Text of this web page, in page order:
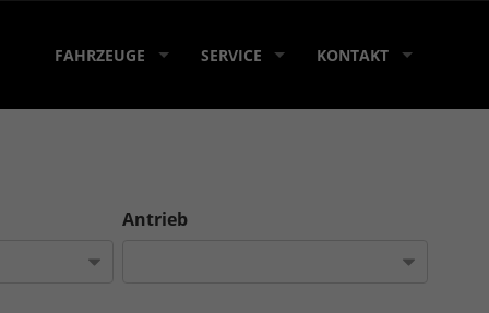
FAHRZEUGE SERVICE KONTAKT
Antrieb